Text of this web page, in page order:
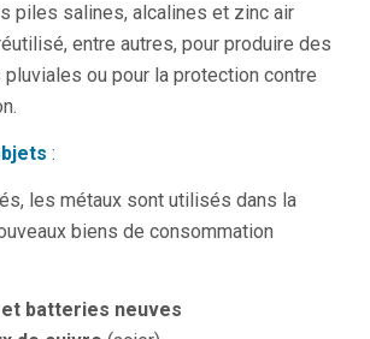
piles salines, alcalines et zinc air
entre autres, pour produire des
ou pour la protection contre
:
les métaux sont utilisés dans la
biens de consommation
batteries neuves